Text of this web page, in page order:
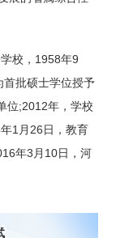
校，1958年9
首批硕士学位授予
位;2012年，学校
1月26日，教育
年3月10日，河
3